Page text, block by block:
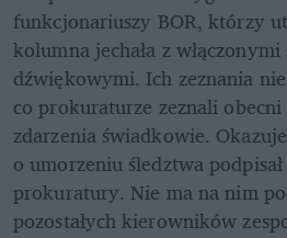
funkcjonariuszy BOR, którzy
kolumna jechała z włączonymi
dźwiękowymi. Ich zeznania
co prokuraturze zeznali
zdarzenia świadkowie.
o umorzeniu śledztwa
prokuratury. Nie ma na nim
pozostałych kierowników